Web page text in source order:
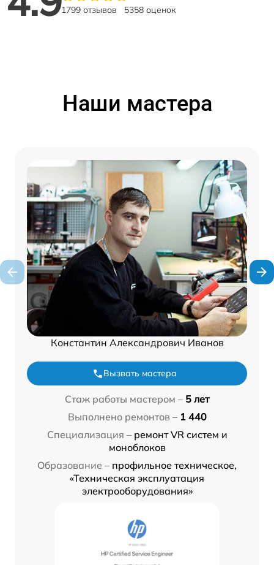
1799 отзывов 5358 оценок
Наши мастера
Константин Александрович Иванов
Вызвать мастера
Стаж работы мастером – 5 лет
Выполнено ремонтов – 1 440
Специализация – ремонт VR систем и
моноблоков
Образование – профильное техническое,
«Техническая эксплуатация
электрооборудования»